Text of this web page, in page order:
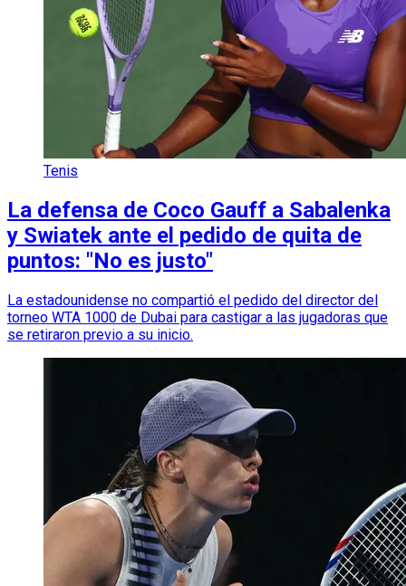
Tenis
La defensa de Coco Gauff a Sabalenka
y Swiatek ante el pedido de quita de
puntos: "No es justo"
La estadounidense no compartió el pedido del director del
torneo WTA 1000 de Dubai para castigar a las jugadoras que
se retiraron previo a su inicio.